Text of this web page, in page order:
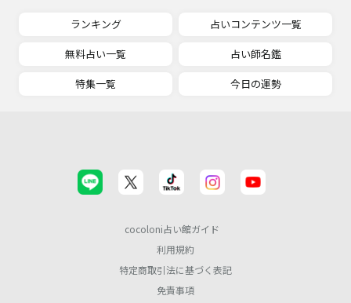
ランキング
占いコンテンツ一覧
無料占い一覧
占い師名鑑
特集一覧
今日の運勢
cocoloni占い館ガイド
利用規約
特定商取引法に基づく表記
免責事項